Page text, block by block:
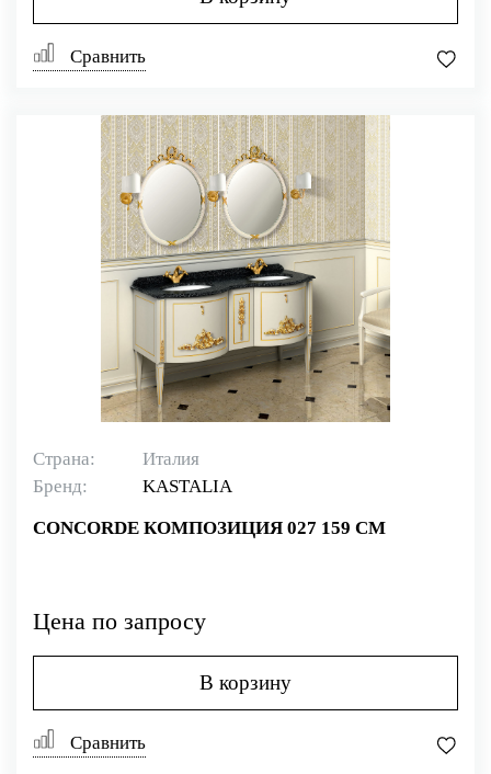
Сравнить
Страна:
Италия
Бренд:
KASTALIA
CONCORDE КОМПОЗИЦИЯ 027 159 СМ
Цена по запросу
В корзину
Сравнить